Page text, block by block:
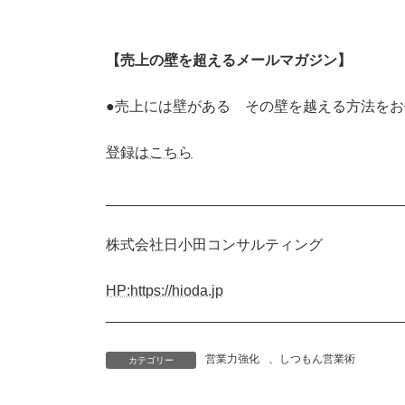
【売上の壁を超えるメールマガジン】
●売上には壁がある その壁を越える方法をお
登録はこちら
株式会社日小田コンサルティング
HP:https://hioda.jp
カテゴリー 営業力強化 、 しつもん営業術